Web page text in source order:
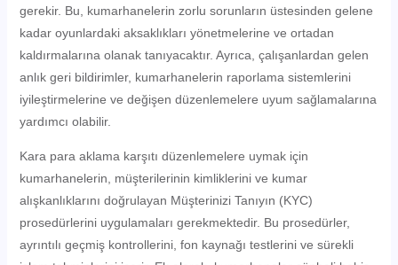
gerekir. Bu, kumarhanelerin zorlu sorunların üstesinden gelene
kadar oyunlardaki aksaklıkları yönetmelerine ve ortadan
kaldırmalarına olanak tanıyacaktır. Ayrıca, çalışanlardan gelen
anlık geri bildirimler, kumarhanelerin raporlama sistemlerini
iyileştirmelerine ve değişen düzenlemelere uyum sağlamalarına
yardımcı olabilir.
Kara para aklama karşıtı düzenlemelere uymak için
kumarhanelerin, müşterilerinin kimliklerini ve kumar
alışkanlıklarını doğrulayan Müşterinizi Tanıyın (KYC)
prosedürlerini uygulamaları gerekmektedir. Bu prosedürler,
ayrıntılı geçmiş kontrollerini, fon kaynağı testlerini ve sürekli